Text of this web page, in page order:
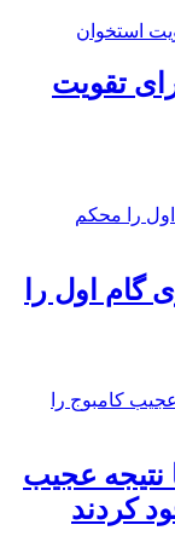
تقویت
گام اول را
نتیجه عجیب
کردند